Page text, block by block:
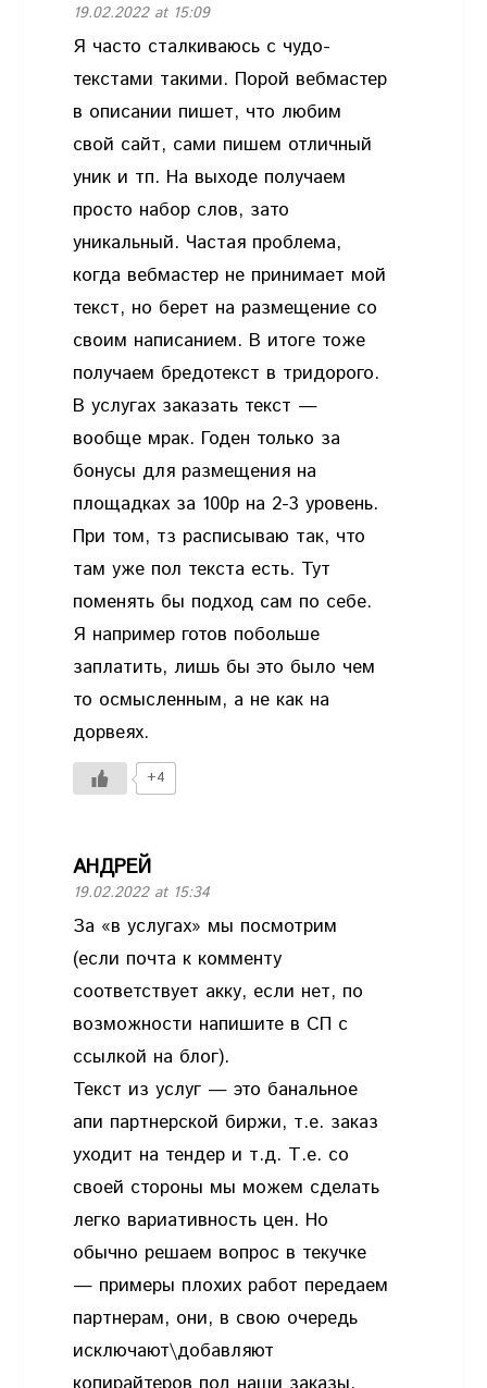
19.02.2022 at 15:09
Я часто сталкиваюсь с чудо-
текстами такими. Порой вебмастер
в описании пишет, что любим
свой сайт, сами пишем отличный
уник и тп. На выходе получаем
просто набор слов, зато
уникальный. Частая проблема,
когда вебмастер не принимает мой
текст, но берет на размещение со
своим написанием. В итоге тоже
получаем бредотекст в тридорого.
В услугах заказать текст —
вообще мрак. Годен только за
бонусы для размещения на
площадках за 100р на 2-3 уровень.
При том, тз расписываю так, что
там уже пол текста есть. Тут
поменять бы подход сам по себе.
Я например готов побольше
заплатить, лишь бы это было чем
то осмысленным, а не как на
дорвеях.
+4
АНДРЕЙ
19.02.2022 at 15:34
За «в услугах» мы посмотрим
(если почта к комменту
соответствует акку, если нет, по
возможности напишите в СП с
ссылкой на блог).
Текст из услуг — это банальное
апи партнерской биржи, т.е. заказ
уходит на тендер и т.д. Т.е. со
своей стороны мы можем сделать
легко вариативность цен. Но
обычно решаем вопрос в текучке
— примеры плохих работ передаем
партнерам, они, в свою очередь
исключают\добавляют